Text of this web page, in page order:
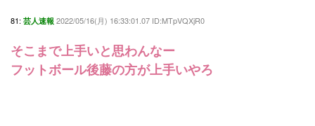
81: 芸人速報 2022/05/16(月) 16:33:01.07 ID:MTpVQXjR0
そこまで上手いと思わんなー
フットボール後藤の方が上手いやろ